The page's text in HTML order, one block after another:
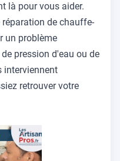
là pour vous aider.
de chauffe-
un problème
pression d'eau ou de
interviennent
retrouver votre